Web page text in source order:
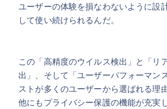
ユーザーの体験を損なわないように設
して使い続けられるんだ。
この「高精度のウイルス検出」と「リ
出」、そして「ユーザーパフォーマン
ストが多くのユーザーから選ばれる理
他にもプライバシー保護の機能が充実